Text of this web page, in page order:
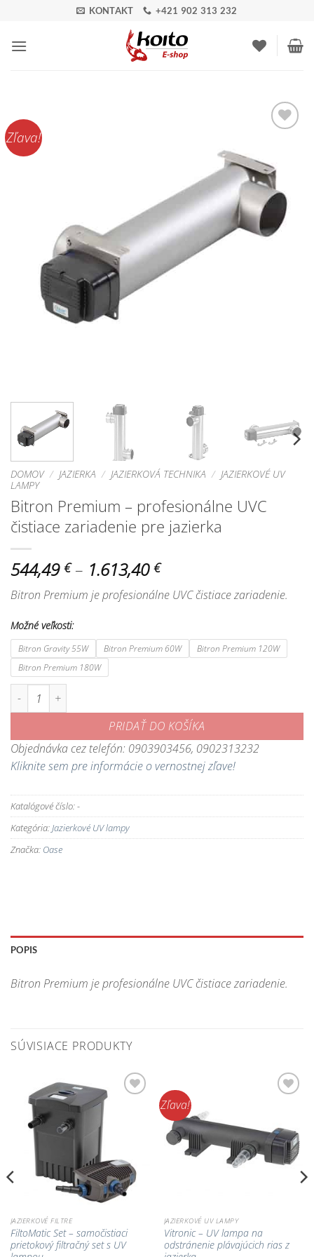
content
KONTAKT +421 902 313 232
Zľava!
zoznamu
obľúbených!
DOMOV / JAZIERKA / JAZIERKOVÁ TECHNIKA / JAZIERKOVÉ UV
LAMPY
Bitron Premium – profesionálne UVC
čistiace zariadenie pre jazierka
544,49 € – 1.613,40 €Price
range:
544,49 €
1.613,40 €
Bitron Premium je profesionálne UVC čistiace zariadenie.
Možné veľkosti:
Bitron Gravity 55W Bitron Premium 60W
Bitron Premium 120W
Bitron Premium 180W
množstvo Bitron Premium - profesionálne UVC čistiace zariadenie pre
PRIDAŤ DO KOŠÍKA
Objednávka cez telefón: 0903903456, 0902313232
Kliknite sem pre informácie o vernostnej zľave!
Katalógové číslo:-
Kategória:Jazierkové UV lampy
Značka: Oase
POPIS
Bitron Premium je profesionálne UVC čistiace zariadenie.
SÚVISIACE PRODUKTY
Pridať do
obľúbených!
JAZIERKOVÉ FILTRE
FiltoMatic Set – samočistiaci
prietokový filtračný set s UV
Zľava!
JAZIERKOVÉ UV LAMPY
Vitronic – UV lampa na
odstránenie plávajúcich rias z